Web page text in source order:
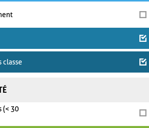
classe
(< 30